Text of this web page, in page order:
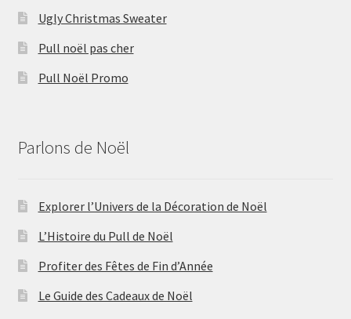
Ugly Christmas Sweater
Pull noël pas cher
Pull Noël Promo
Parlons de Noël
Explorer l’Univers de la Décoration de Noël
L’Histoire du Pull de Noël
Profiter des Fêtes de Fin d’Année
Le Guide des Cadeaux de Noël